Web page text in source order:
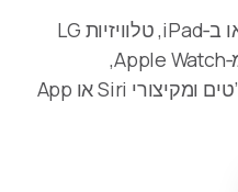
כן. אחרי הצימוד ב‑iPhone או ב‑iPad, טלוויזיות LG
נתמכות יכולות להישלט גם מ‑Apple Watch,
מאפליקציית macOS, מווידג’טים ומקיצורי Siri או App